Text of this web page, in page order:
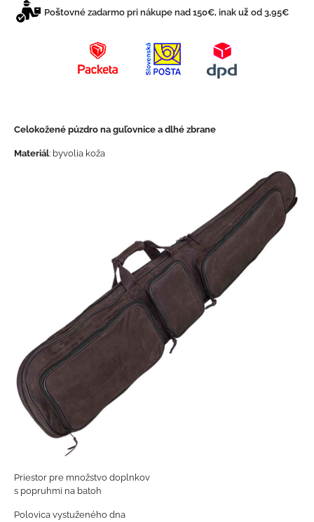
Poštovné zadarmo pri nákupe nad 150€, inak už od 3,95€
Celokožené púzdro na guľovnice a dlhé zbrane
Materiál: byvolia koža
Priestor pre množstvo doplnkov
s popruhmi na batoh
Polovica vystuženého dna